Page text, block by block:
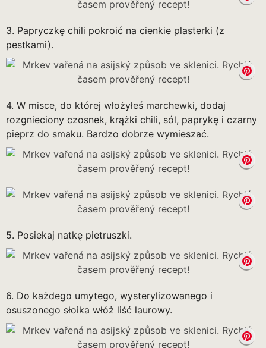
3. Papryczkę chili pokroić na cienkie plasterki (z
pestkami).
4. W misce, do której włożyłeś marchewki, dodaj
rozgnieciony czosnek, krążki chili, sól, paprykę i czarny
pieprz do smaku. Bardzo dobrze wymieszać.
5. Posiekaj natkę pietruszki.
6. Do każdego umytego, wysterylizowanego i
osuszonego słoika włóż liść laurowy.